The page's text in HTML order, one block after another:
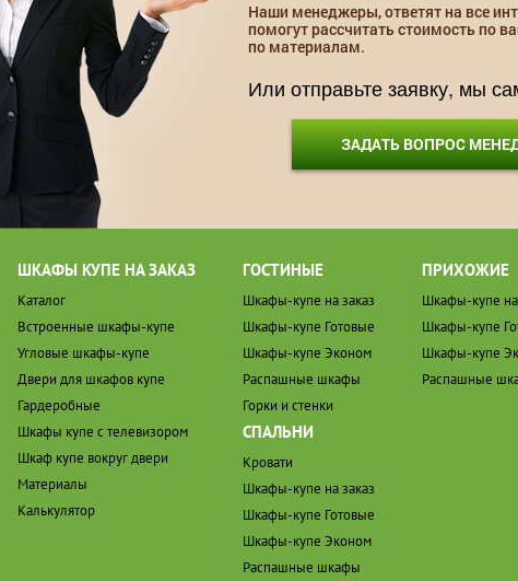
Наши менеджеры, ответят на все
помогут рассчитать стоимость по
по материалам.
Или отправьте заявку, мы
ЗАДАТЬ ВОПРОС
ШКАФЫ КУПЕ НА ЗАКАЗ
Каталог
Встроенные шкафы-купе
Угловые шкафы-купе
Двери для шкафов купе
Гардеробные
Шкафы купе с телевизором
Шкаф купе вокруг двери
Материалы
Калькулятор
ГОСТИНЫЕ
Шкафы-купе на заказ
Шкафы-купе Готовые
Шкафы-купе Эконом
Распашные шкафы
Горки и стенки
СПАЛЬНИ
Кровати
Шкафы-купе на заказ
Шкафы-купе Готовые
Шкафы-купе Эконом
Распашные шкафы
ПРИХОЖИЕ
Шкафы-купе на
Шкафы-купе
Шкафы-купе
Распашные